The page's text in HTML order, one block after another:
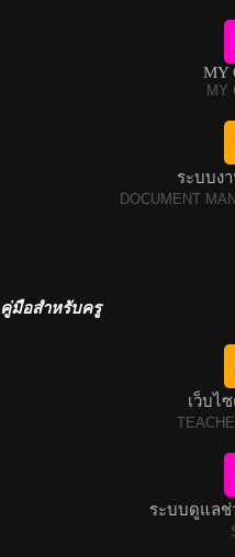
MY
MY
ระบบง
DOCUMENT
คู่มือสำหรับครู
เว็บไ
ระบบดูแลช่